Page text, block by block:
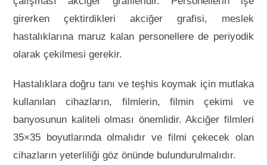
girerken çektirdikleri akciğer grafisi, meslek
hastalıklarına maruz kalan personellere de periyodik
olarak çekilmesi gerekir.
Hastalıklara doğru tanı ve teşhis koymak için mutlaka
kullanılan cihazların, filmlerin, filmin çekimi ve
banyosunun kaliteli olması önemlidir. Akciğer filmleri
35×35 boyutlarında olmalıdır ve filmi çekecek olan
cihazların yeterliliği göz önünde bulundurulmalıdır.